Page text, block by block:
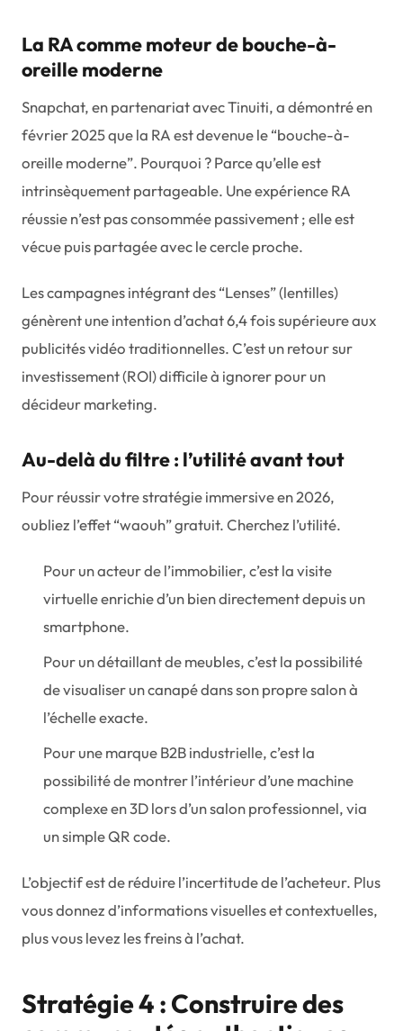
La RA comme moteur de bouche-à-
oreille moderne
Snapchat, en partenariat avec Tinuiti, a démontré en
février 2025 que la RA est devenue le “bouche-à-
oreille moderne”. Pourquoi ? Parce qu’elle est
intrinsèquement partageable. Une expérience RA
réussie n’est pas consommée passivement ; elle est
vécue puis partagée avec le cercle proche.
Les campagnes intégrant des “Lenses” (lentilles)
génèrent une intention d’achat 6,4 fois supérieure aux
publicités vidéo traditionnelles. C’est un retour sur
investissement (ROI) difficile à ignorer pour un
décideur marketing.
Au-delà du filtre : l’utilité avant tout
Pour réussir votre stratégie immersive en 2026,
oubliez l’effet “waouh” gratuit. Cherchez l’utilité.
Pour un acteur de l’immobilier, c’est la visite
virtuelle enrichie d’un bien directement depuis un
smartphone.
Pour un détaillant de meubles, c’est la possibilité
de visualiser un canapé dans son propre salon à
l’échelle exacte.
Pour une marque B2B industrielle, c’est la
possibilité de montrer l’intérieur d’une machine
complexe en 3D lors d’un salon professionnel, via
un simple QR code.
L’objectif est de réduire l’incertitude de l’acheteur. Plus
vous donnez d’informations visuelles et contextuelles,
plus vous levez les freins à l’achat.
Stratégie 4 : Construire des